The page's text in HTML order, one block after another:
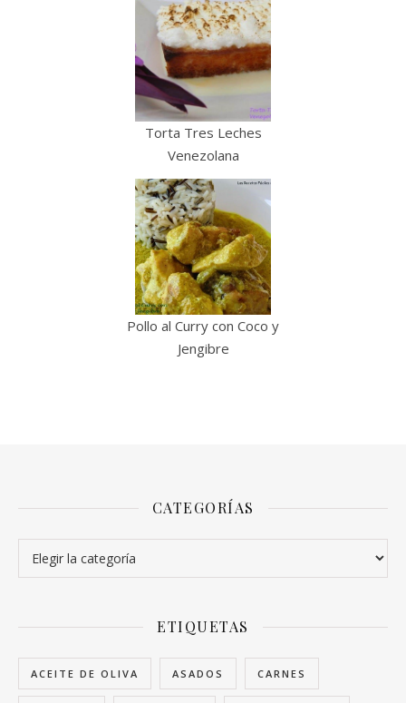
Torta Tres Leches
Venezolana
Pollo al Curry con Coco y
Jengibre
CATEGORÍAS
Categorías
ETIQUETAS
ACEITE DE OLIVA ASADOS CARNES